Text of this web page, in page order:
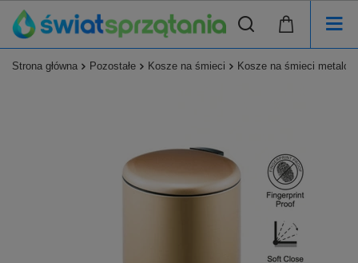
Strona główna Pozostałe Kosze na śmieci Kosze na śmieci